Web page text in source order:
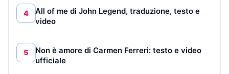
4
All of me di John Legend, traduzione, testo e
video
5
Non è amore di Carmen Ferreri: testo e video
ufficiale